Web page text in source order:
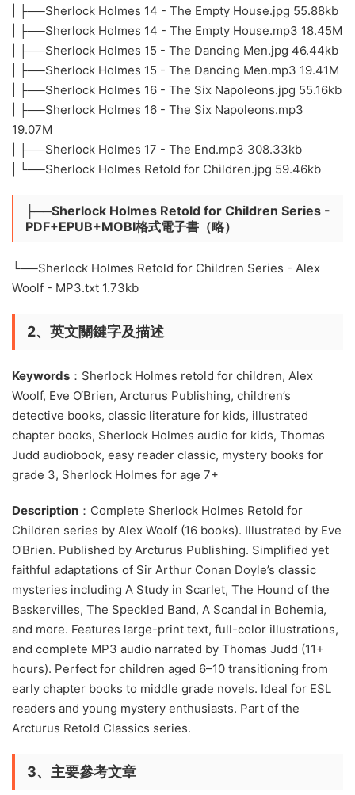
| ├──Sherlock Holmes 14 - The Empty House.jpg 55.88kb
| ├──Sherlock Holmes 14 - The Empty House.mp3 18.45M
| ├──Sherlock Holmes 15 - The Dancing Men.jpg 46.44kb
| ├──Sherlock Holmes 15 - The Dancing Men.mp3 19.41M
| ├──Sherlock Holmes 16 - The Six Napoleons.jpg 55.16kb
| ├──Sherlock Holmes 16 - The Six Napoleons.mp3
19.07M
| ├──Sherlock Holmes 17 - The End.mp3 308.33kb
| └──Sherlock Holmes Retold for Children.jpg 59.46kb
├──Sherlock Holmes Retold for Children Series -
PDF+EPUB+MOBI格式電子書（略）
└──Sherlock Holmes Retold for Children Series - Alex
Woolf - MP3.txt 1.73kb
2、英文關鍵字及描述
Keywords ：Sherlock Holmes retold for children, Alex
Woolf, Eve O‘Brien, Arcturus Publishing, children’s
detective books, classic literature for kids, illustrated
chapter books, Sherlock Holmes audio for kids, Thomas
Judd audiobook, easy reader classic, mystery books for
grade 3, Sherlock Holmes for age 7+
Description ：Complete Sherlock Holmes Retold for
Children series by Alex Woolf (16 books). Illustrated by Eve
O‘Brien. Published by Arcturus Publishing. Simplified yet
faithful adaptations of Sir Arthur Conan Doyle’s classic
mysteries including A Study in Scarlet, The Hound of the
Baskervilles, The Speckled Band, A Scandal in Bohemia,
and more. Features large-print text, full-color illustrations,
and complete MP3 audio narrated by Thomas Judd (11+
hours). Perfect for children aged 6–10 transitioning from
early chapter books to middle grade novels. Ideal for ESL
readers and young mystery enthusiasts. Part of the
Arcturus Retold Classics series.
3、主要參考文章